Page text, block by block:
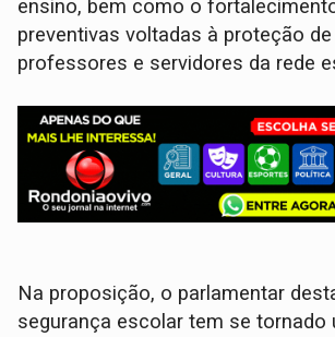
ensino, bem como o
preventivas voltadas à proteção
professores e servidores da rede
Na proposição, o parlamentar
segurança escolar tem se tornado